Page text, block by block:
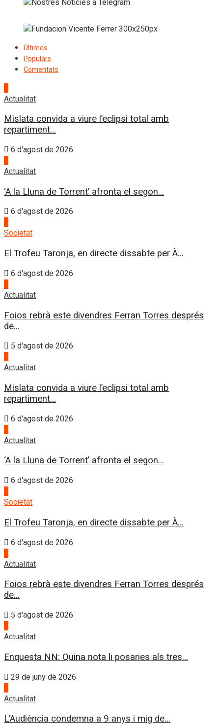
Últimes
Populars
Comentats
Actualitat
Mislata convida a viure l’eclipsi total amb
repartiment...
6 d'agost de 2026
Actualitat
‘A la Lluna de Torrent’ afronta el segon...
6 d'agost de 2026
Societat
El Trofeu Taronja, en directe dissabte per À...
6 d'agost de 2026
Actualitat
Foios rebrà este divendres Ferran Torres després
de...
5 d'agost de 2026
Actualitat
Mislata convida a viure l’eclipsi total amb
repartiment...
6 d'agost de 2026
Actualitat
‘A la Lluna de Torrent’ afronta el segon...
6 d'agost de 2026
Societat
El Trofeu Taronja, en directe dissabte per À...
6 d'agost de 2026
Actualitat
Foios rebrà este divendres Ferran Torres després
de...
5 d'agost de 2026
Actualitat
Enquesta NN: Quina nota li posaries als tres...
29 de juny de 2026
Actualitat
L’Audiència condemna a 9 anys i mig de...